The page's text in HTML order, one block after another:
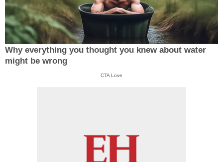
Why everything you thought you knew about water
might be wrong
CTA Love